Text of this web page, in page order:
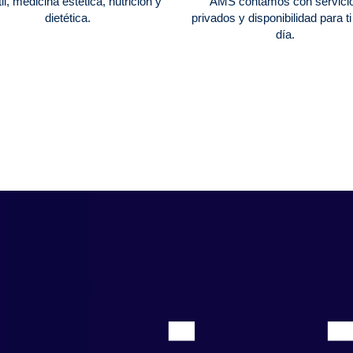
dietética.
privados y disponibilidad para
día.